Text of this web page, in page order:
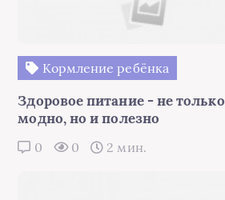
Кормление ребёнка
Здоровое питание - не только
модно, но и полезно
0 0 2 мин.